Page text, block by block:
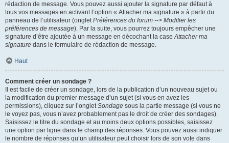
rédaction de message. Vous pouvez aussi ajouter la signature par défaut à
tous vos messages en activant l’option « Attacher ma signature » à partir du
panneau de l’utilisateur (ongletPréférences du forum --> Modifier les
préférences de message). Par la suite, vous pourrez toujours empêcher une
signature d’être ajoutée à un message en décochant la caseAttacher ma
signature dans le formulaire de rédaction de message.
Haut
Comment créer un sondage ?
Il est facile de créer un sondage, lors de la publication d’un nouveau sujet ou
la modification du premier message d’un sujet (si vous en avez les
permissions), cliquez sur l’ongletSondage sous la partie message (si vous ne
le voyez pas, vous n’avez probablement pas le droit de créer des sondages).
Saisissez le titre du sondage et au moins deux options possibles, saisissez
une option par ligne dans le champ des réponses. Vous pouvez aussi indiquer
le nombre de réponses qu’un utilisateur peut choisir lors de son vote dans